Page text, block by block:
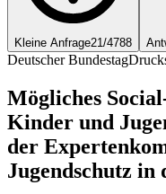
Kleine Anfrage21/4788
Deutscher Bundestag
Mögliches
Kinder und
der
Jugendschutz